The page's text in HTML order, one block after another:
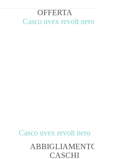
OFFERTA
Casco uvex revolt nero
ABBIGLIAMENTO
CASCHI